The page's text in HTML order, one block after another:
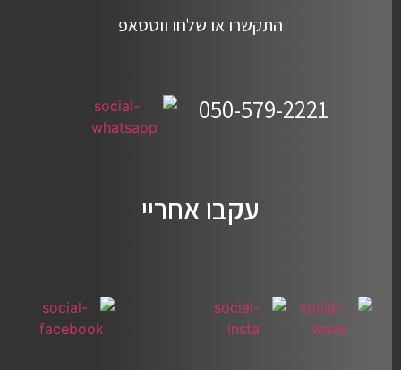
התקשרו או שלחו ווטסאפ
050-579-2221
עקבו אחריי